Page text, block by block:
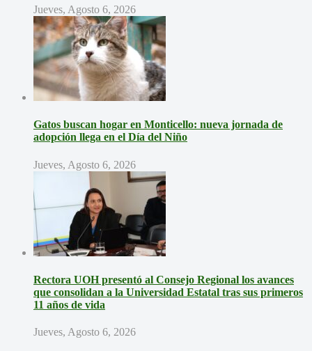
Jueves, Agosto 6, 2026
Gatos buscan hogar en Monticello: nueva jornada de
adopción llega en el Día del Niño
Jueves, Agosto 6, 2026
Rectora UOH presentó al Consejo Regional los avances
que consolidan a la Universidad Estatal tras sus primeros
11 años de vida
Jueves, Agosto 6, 2026